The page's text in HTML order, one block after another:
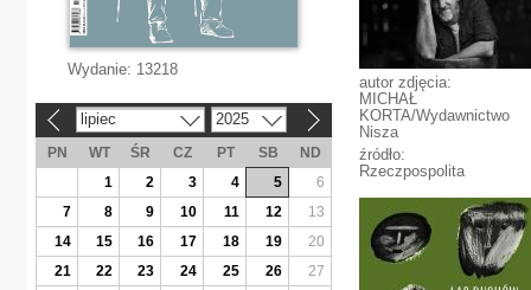
autor zdjęcia:
MICHAŁ
KORTA/Wydawnictwo
Nisza
źródło:
Rzeczpospolita
Wydanie: 13218
lipiec 2025
PN WT ŚR CZ PT SB
ND
1
2 3 4 5
6
7
8 9 10 11 12
13
14
15 16 17 18 19
20
21
22 23 24 25 26
27